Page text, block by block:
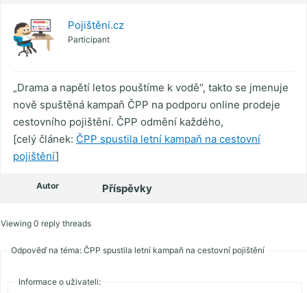
Pojištění.cz
Participant
„Drama a napětí letos pouštíme k vodě“, takto se jmenuje
nově spuštěná kampaň ČPP na podporu online prodeje
cestovního pojištění. ČPP odmění každého,
[celý článek: ČPP spustila letní kampaň na cestovní
pojištění]
Autor Příspěvky
Viewing 0 reply threads
Odpověď na téma: ČPP spustila letní kampaň na cestovní pojištění
Informace o uživateli: